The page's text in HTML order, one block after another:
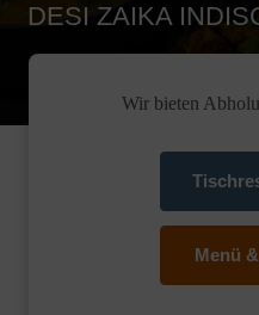
DESI ZAIKA
Wir bieten
Menü